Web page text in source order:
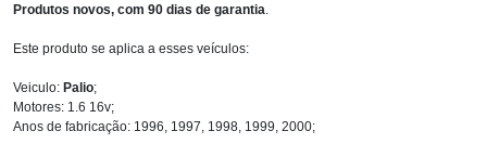
Produtos novos, com 90 dias de garantia
Este produto se aplica a esses veículos:
Veiculo: Palio;
Motores: 1.6 16v;
Anos de fabricação: 1996, 1997, 1998, 1999, 2000;